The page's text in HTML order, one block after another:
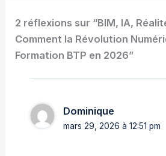
2 réflexions sur “BIM, IA,
Comment la Révolution
Formation BTP en 2026”
Dominique
mars 29, 2026 à 12:51 pm